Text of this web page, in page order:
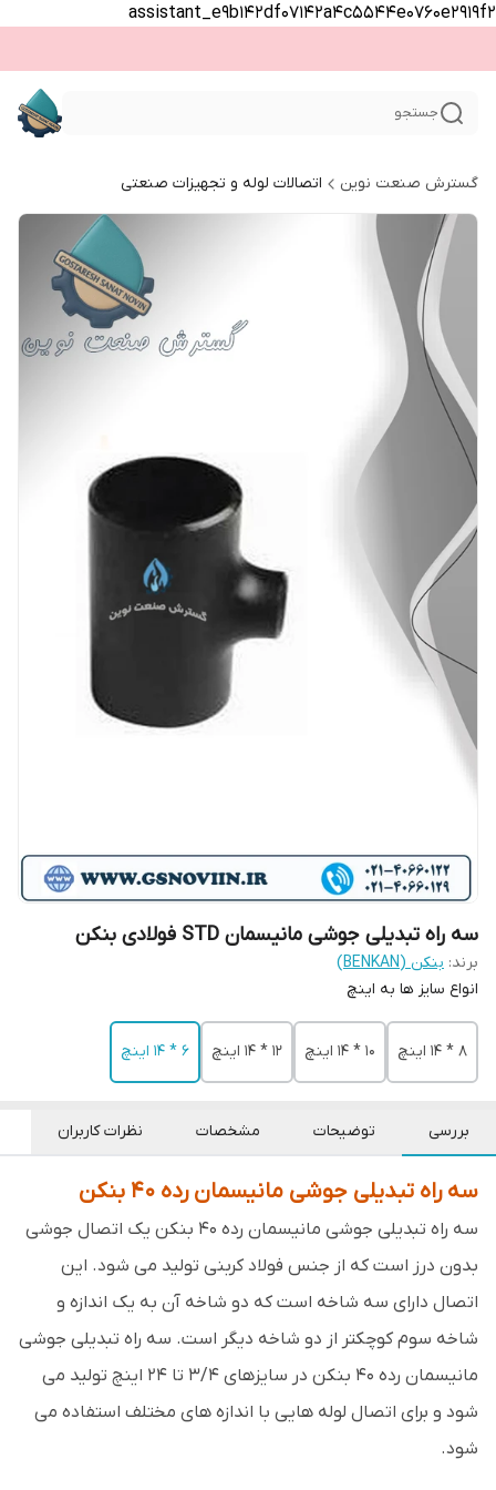
assistant_e9b142df07142a4c5544e0760e2919f2
جستجو
گسترش صنعت نوین اتصالات لوله و تجهیزات صنعتی
سه راه تبدیلی جوشی مانیسمان STD فولادی بنکن
برند: بنکن (BENKAN)
انواع سایز ها به اینچ
8 * 14 اینچ 10 * 14 اینچ 12 * 14 اینچ 6 * 14 اینچ
بررسی توضیحات مشخصات نظرات کاربران
سه راه تبدیلی جوشی مانیسمان رده 40 بنکن
سه راه تبدیلی جوشی مانیسمان رده 40 بنکن یک اتصال جوشی
بدون درز است که از جنس فولاد کربنی تولید می شود. این
اتصال دارای سه شاخه است که دو شاخه آن به یک اندازه و
شاخه سوم کوچکتر از دو شاخه دیگر است. سه راه تبدیلی جوشی
مانیسمان رده 40 بنکن در سایزهای 3/4 تا 24 اینچ تولید می
شود و برای اتصال لوله هایی با اندازه های مختلف استفاده می
شود.